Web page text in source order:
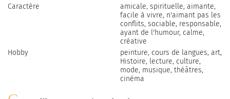
Caractère
amicale, spirituelle, aimante,
facile à vivre, n'aimant pas les
conflits, sociable, responsable,
ayant de l'humour, calme,
créative
Hobby
peinture, сours de langues, art,
Histoire, lecture, culture,
mode, musique, théâtres,
cinéma